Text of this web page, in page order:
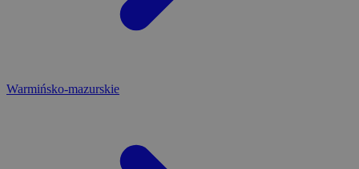
Warmińsko-mazurskie